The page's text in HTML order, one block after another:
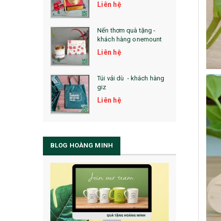
Liên hệ
Nến thơm quà tặng -
khách hàng onemount
Liên hệ
Túi vải dù - khách hàng
giz
Liên hệ
BLOG HOÀNG MINH